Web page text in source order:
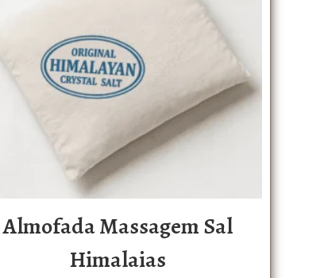
Almofada Massagem Sal
Himalaias